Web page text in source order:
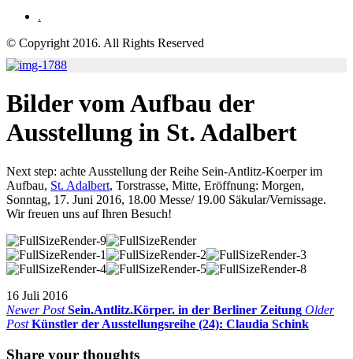
.
© Copyright 2016. All Rights Reserved
Bilder vom Aufbau der
Ausstellung in St. Adalbert
Next step: achte Ausstellung der Reihe Sein-Antlitz-Koerper im
Aufbau, St. Adalbert, Torstrasse, Mitte, Eröffnung: Morgen,
Sonntag, 17. Juni 2016, 18.00 Messe/ 19.00 Säkular/Vernissage.
Wir freuen uns auf Ihren Besuch!
16 Juli 2016
Newer Post Sein.Antlitz.Körper. in der Berliner Zeitung Older
Post Künstler der Ausstellungsreihe (24): Claudia Schink
Share your thoughts